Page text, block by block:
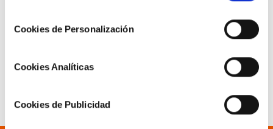
Cookies de Personalización
Cookies Analíticas
Cookies de Publicidad